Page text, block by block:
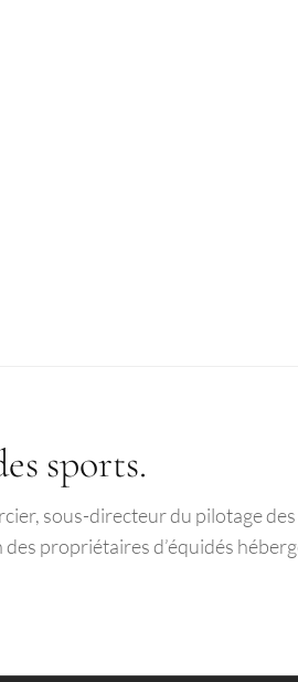
sports.
sous-directeur du pilotage
propriétaires d’équidés